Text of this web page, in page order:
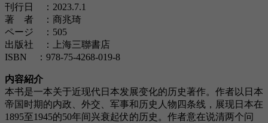
刊行日 ：2023.7.1
著 者 ：商兆琦
ページ ：505
出版社 ：上海三聯書店
ISBN ：978-75-4268-019-8
内容紹介
本书是一本关于近现代日本发展变化的历史著作。作者以日本
帝国时期的内政、外交、军事和历史人物四条线，展现日本在
1895至1945的50年间兴衰起伏的历史。作者意在说清两个问